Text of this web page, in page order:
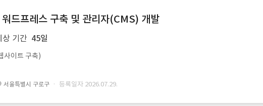
드프레스 구축 및 관리자(CMS) 개발
상 기간 45일
사이트 구축)
서울특별시 구로구 · 등록일자 2026.07.29.